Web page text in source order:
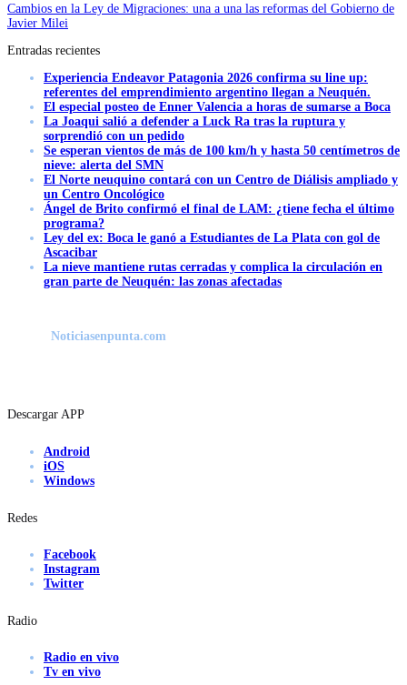
Cambios en la Ley de Migraciones: una a una las reformas del Gobierno de
Javier Milei
Entradas recientes
Experiencia Endeavor Patagonia 2026 confirma su line up:
referentes del emprendimiento argentino llegan a Neuquén.
El especial posteo de Enner Valencia a horas de sumarse a Boca
La Joaqui salió a defender a Luck Ra tras la ruptura y
sorprendió con un pedido
Se esperan vientos de más de 100 km/h y hasta 50 centímetros de
nieve: alerta del SMN
El Norte neuquino contará con un Centro de Diálisis ampliado y
un Centro Oncológico
Ángel de Brito confirmó el final de LAM: ¿tiene fecha el último
programa?
Ley del ex: Boca le ganó a Estudiantes de La Plata con gol de
Ascacibar
La nieve mantiene rutas cerradas y complica la circulación en
gran parte de Neuquén: las zonas afectadas
Noticiasenpunta.com
Descargar APP
Android
iOS
Windows
Redes
Facebook
Instagram
Twitter
Radio
Radio en vivo
Tv en vivo